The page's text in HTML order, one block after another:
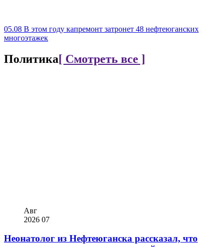
05.08 В этом году капремонт затронет 48 нефтеюганских
многоэтажек
Политика[ Смотреть все ]
Авг
2026 07
Неонатолог из Нефтеюганска рассказал, что